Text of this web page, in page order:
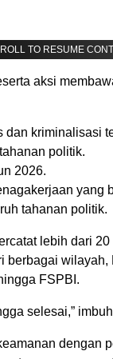
TO RESUME
aksi
dan kriminalisasi
politik.
2026.
yang
tahanan politik.
lebih dari
berbagai wilayah,
FSPBI.
selesai,”
dengan